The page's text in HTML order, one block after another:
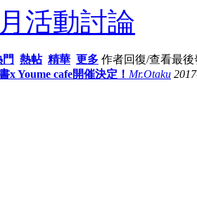
活動討論
門 熱帖 精華 更多 作者回復/查看最後
Youme cafe開催決定！ Mr.Otaku